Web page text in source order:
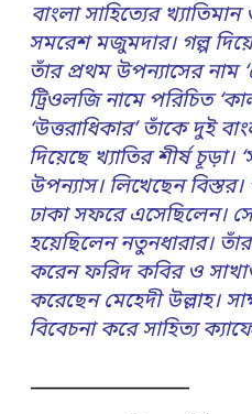
বাংলা সাহিত্যের
সমরেশ মজুমদার। গল্প
তাঁর প্রথম উপন্যাসের নাম
ট্রিওলজি নামে পরিচিত
‘উত্তরাধিকার’ তাঁকে দুই
দিয়েছে খ্যাতির শীর্ষ
উপন্যাস। লিখেছেন
ঢাকা সফরে এসেছিলেন।
হয়েছিলেন নতুনধারার।
করেন ফরিদ কবির ও
করেছেন মেহেদী উল্লাহ।
বিবেচনা করে সাহিত্য
________________